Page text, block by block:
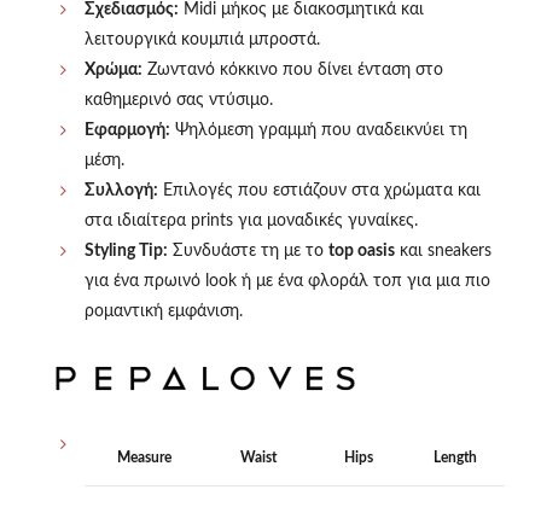
Σχεδιασμός: Midi μήκος με διακοσμητικά και
λειτουργικά κουμπιά μπροστά.
Χρώμα: Ζωντανό κόκκινο που δίνει ένταση στο
καθημερινό σας ντύσιμο.
Εφαρμογή: Ψηλόμεση γραμμή που αναδεικνύει τη
μέση.
Συλλογή: Επιλογές που εστιάζουν στα χρώματα και
στα ιδιαίτερα prints για μοναδικές γυναίκες.
Styling Tip: Συνδυάστε τη με το top oasis και sneakers
για ένα πρωινό look ή με ένα φλοράλ τοπ για μια πιο
ρομαντική εμφάνιση.
Measure Waist Hips Length